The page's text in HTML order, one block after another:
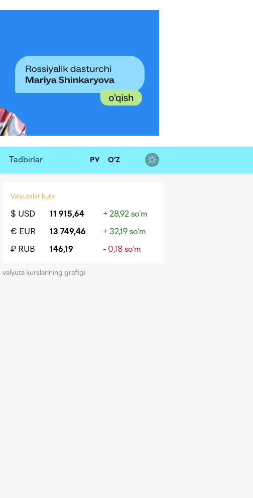
Tadbirlar РУ O‘Z
Valyutalar kursi
$ USD 11 915,64
+ 28,92 so‘m
€ EUR
13 749,46
+ 32,19 so‘m
₽ RUB
146,19 - 0,18 so‘m
valyuta kurslarining grafigi